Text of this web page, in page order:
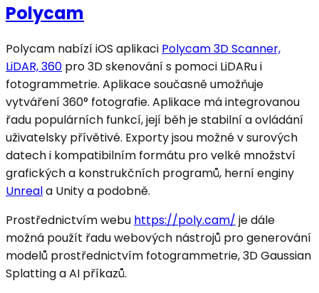
Polycam
Polycam nabízí iOS aplikaci Polycam 3D Scanner,
LiDAR, 360 pro 3D skenování s pomoci LiDARu i
fotogrammetrie. Aplikace současně umožňuje
vytváření 360° fotografie. Aplikace má integrovanou
řadu populárních funkcí, její běh je stabilní a ovládání
uživatelsky přívětivé. Exporty jsou možné v surových
datech i kompatibilním formátu pro velké množství
grafických a konstrukčních programů, herní enginy
Unreala Unity a podobně.
Prostřednictvím webu https://poly.cam/ je dále
možná použít řadu webových nástrojů pro generování
modelů prostřednictvím fotogrammetrie, 3D Gaussian
Splatting a AI příkazů.